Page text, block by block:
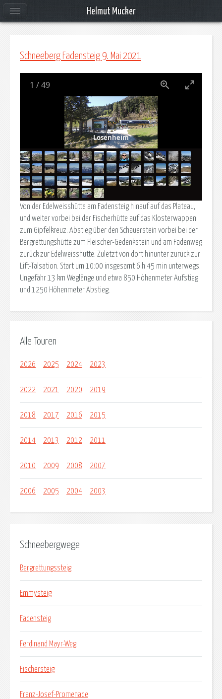
Schneeberg Fadensteig 9. Mai 2021
Losenheim
1 /49
Von der Edelweisshütte am Fadensteig hinauf auf das Plateau,
und weiter vorbei bei der Fischerhütte auf das Klosterwappen
zum Gipfelkreuz. Abstieg über den Schauerstein vorbei bei der
Bergrettungshütte zum Fleischer-Gedenkstein und am Fadenweg
zurück zur Edelweisshütte. Zuletzt von dort hinunter zurück zur
Lift-Talsation. Start um 10:00 insgesamt 6 h 45 min unterwegs.
Ungefähr 13 km Weglänge und etwa 850 Höhenmeter Aufstieg
und 1250 Höhenmeter Abstieg.
Alle Touren
2026 2025 2024 2023
2022 2021 2020 2019
2018 2017 2016 2015
2014 2013 2012 2011
2010 2009 2008 2007
2006 2005 2004 2003
Schneebergwege
Bergrettungssteig
Emmysteig
Fadensteig
Ferdinand Mayr-Weg
Fischersteig
Franz-Josef-Promenade
Helmut Mucker